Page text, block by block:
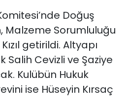
Doğuş
Malzeme Sorumluluğu
getirildi. Altyapı
Salih Cevizli ve Şaziye
Kulübün Hukuk
ise Hüseyin Kırsaç